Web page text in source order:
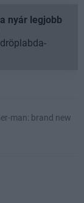
nyár legjobb
man: brand new